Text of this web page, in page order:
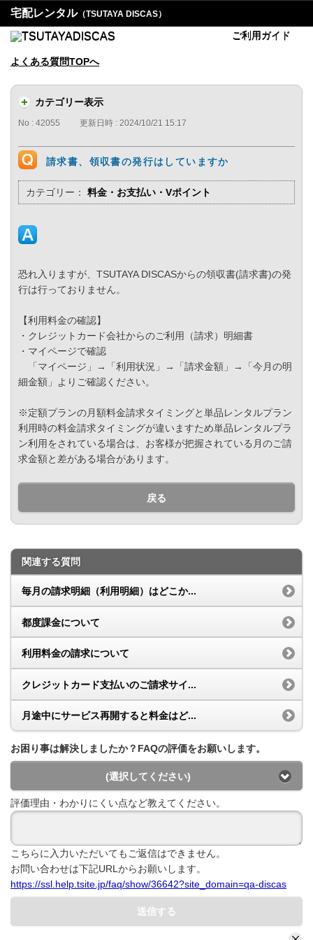
宅配レンタル（TSUTAYA DISCAS）
ご利用ガイド
よくある質問TOPへ
カテゴリー表示
No : 42055 更新日時 : 2024/10/21 15:17
請求書、領収書の発行はしていますか
カテゴリー： 料金・お支払い・Vポイント
恐れ入りますが、TSUTAYA DISCASからの領収書(請求書)の発
行は行っておりません。
【利用料金の確認】
・クレジットカード会社からのご利用（請求）明細書
・マイページで確認
「マイページ」→「利用状況」→「請求金額」→「今月の明
細金額」よりご確認ください。
※定額プランの月額料金請求タイミングと単品レンタルプラン
利用時の料金請求タイミングが違いますため単品レンタルプラ
ン利用をされている場合は、お客様が把握されている月のご請
求金額と差がある場合があります。
戻る
関連する質問
毎月の請求明細（利用明細）はどこか...
都度課金について
利用料金の請求について
クレジットカード支払いのご請求サイ...
月途中にサービス再開すると料金はど...
お困り事は解決しましたか？FAQの評価をお願いします。
(選択してください)
評価理由・わかりにくい点など教えてください。
こちらに入力いただいてもご返信はできません。
お問い合わせは下記URLからお願いします。
https://ssl.help.tsite.jp/faq/show/36642?site_domain=qa-discas
送信する